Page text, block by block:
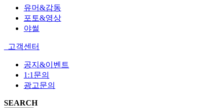
유머&감동
포토&영상
야썰
고객센터
공지&이벤트
1:1문의
광고문의
SEARCH